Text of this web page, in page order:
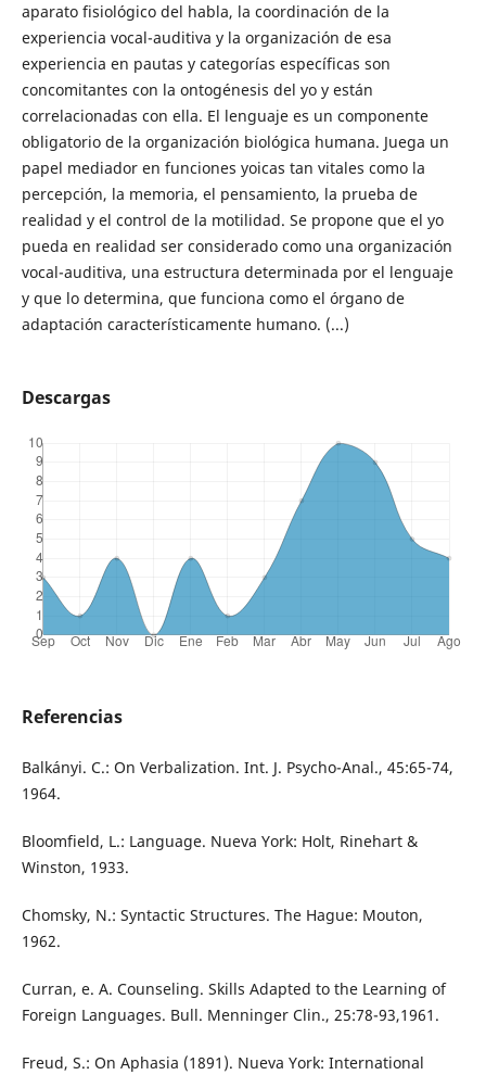
aparato fisiológico del habla, la coordinación de la
experiencia vocal-auditiva y la organización de esa
experiencia en pautas y categorías específicas son
concomitantes con la ontogénesis del yo y están
correlacionadas con ella. El lenguaje es un componente
obligatorio de la organización biológica humana. Juega un
papel mediador en funciones yoicas tan vitales como la
percepción, la memoria, el pensamiento, la prueba de
realidad y el control de la motilidad. Se propone que el yo
pueda en realidad ser considerado como una organización
vocal-auditiva, una estructura determinada por el lenguaje
y que lo determina, que funciona como el órgano de
adaptación característicamente humano. (...)
Descargas
Referencias
Balkányi. C.: On Verbalization. Int. J. Psycho-Anal., 45:65-74,
1964.
Bloomfield, L.: Language. Nueva York: Holt, Rinehart &
Winston, 1933.
Chomsky, N.: Syntactic Structures. The Hague: Mouton,
1962.
Curran, e. A. Counseling. Skills Adapted to the Learning of
Foreign Languages. Bull. Menninger Clin., 25:78-93,1961.
Freud, S.: On Aphasia (1891). Nueva York: International